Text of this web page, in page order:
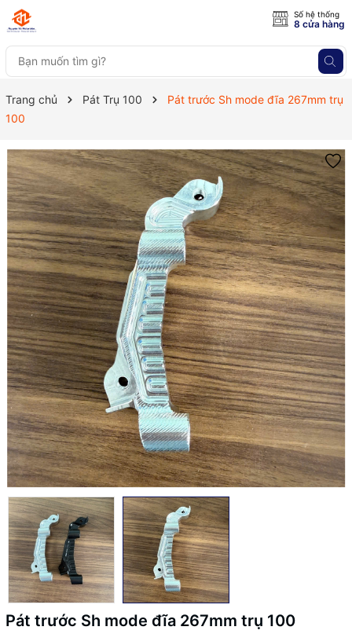
Số hệ thống
8 cửa hàng
Trang chủ Pát Trụ 100
Pát trước Sh mode đĩa 267mm trụ
100
Pát trước Sh mode đĩa 267mm trụ 100